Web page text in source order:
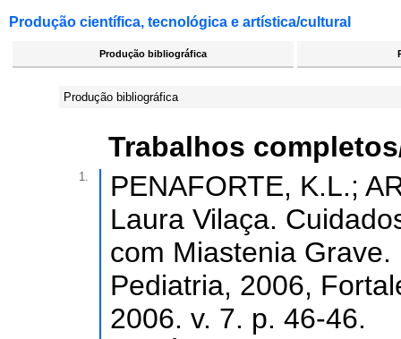
Produção científica, tecnológica e artística/cultural
Produção bibliográfica
Produção bibliográfica
Trabalhos
1.
PENAFORTE, K.L.;
Laura Vilaça.
com Miastenia
Pediatria, 2006,
2006. v. 7. p. 46-46.